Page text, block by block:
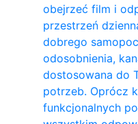
obejrzeć film i
przestrzeń
dobrego
odosobnienia,
dostosowana do
potrzeb. Oprócz
funkcjonalnych